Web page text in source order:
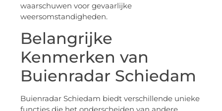
waarschuwen voor gevaarlijke
weersomstandigheden.
Belangrijke
Kenmerken van
Buienradar Schiedam
Buienradar Schiedam biedt verschillende unieke